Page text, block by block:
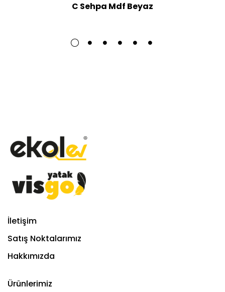
C Sehpa Mdf Beyaz
İletişim
Satış Noktalarımız
Hakkımızda
Ürünlerimiz